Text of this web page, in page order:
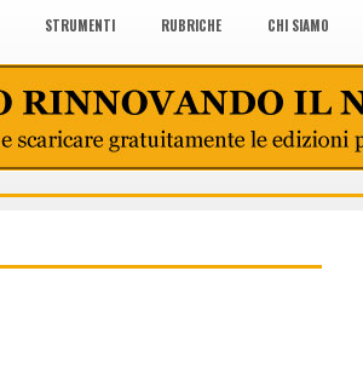
STRUMENTI RUBRICHE CHI SIAMO